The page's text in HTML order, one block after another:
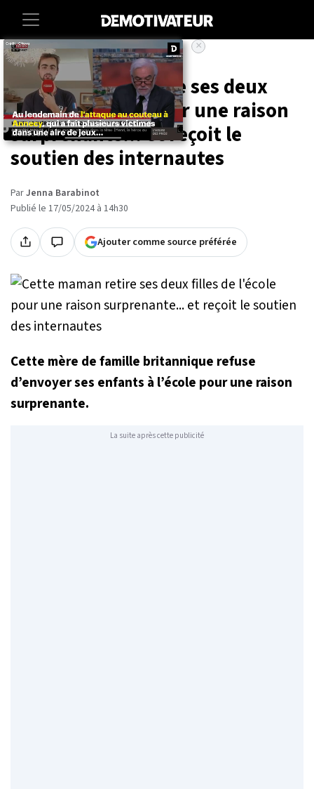
Accueil Lifestyle
Cette maman retire ses deux
filles de l'école pour une raison
surprenante... et reçoit le
soutien des internautes
ParJenna Barabinot
Publié le 17/05/2024 à 14h30
Ajouter comme source préférée
Cette mère de famille britannique refuse
d’envoyer ses enfants à l’école pour une raison
surprenante.
La suite après cette publicité
×